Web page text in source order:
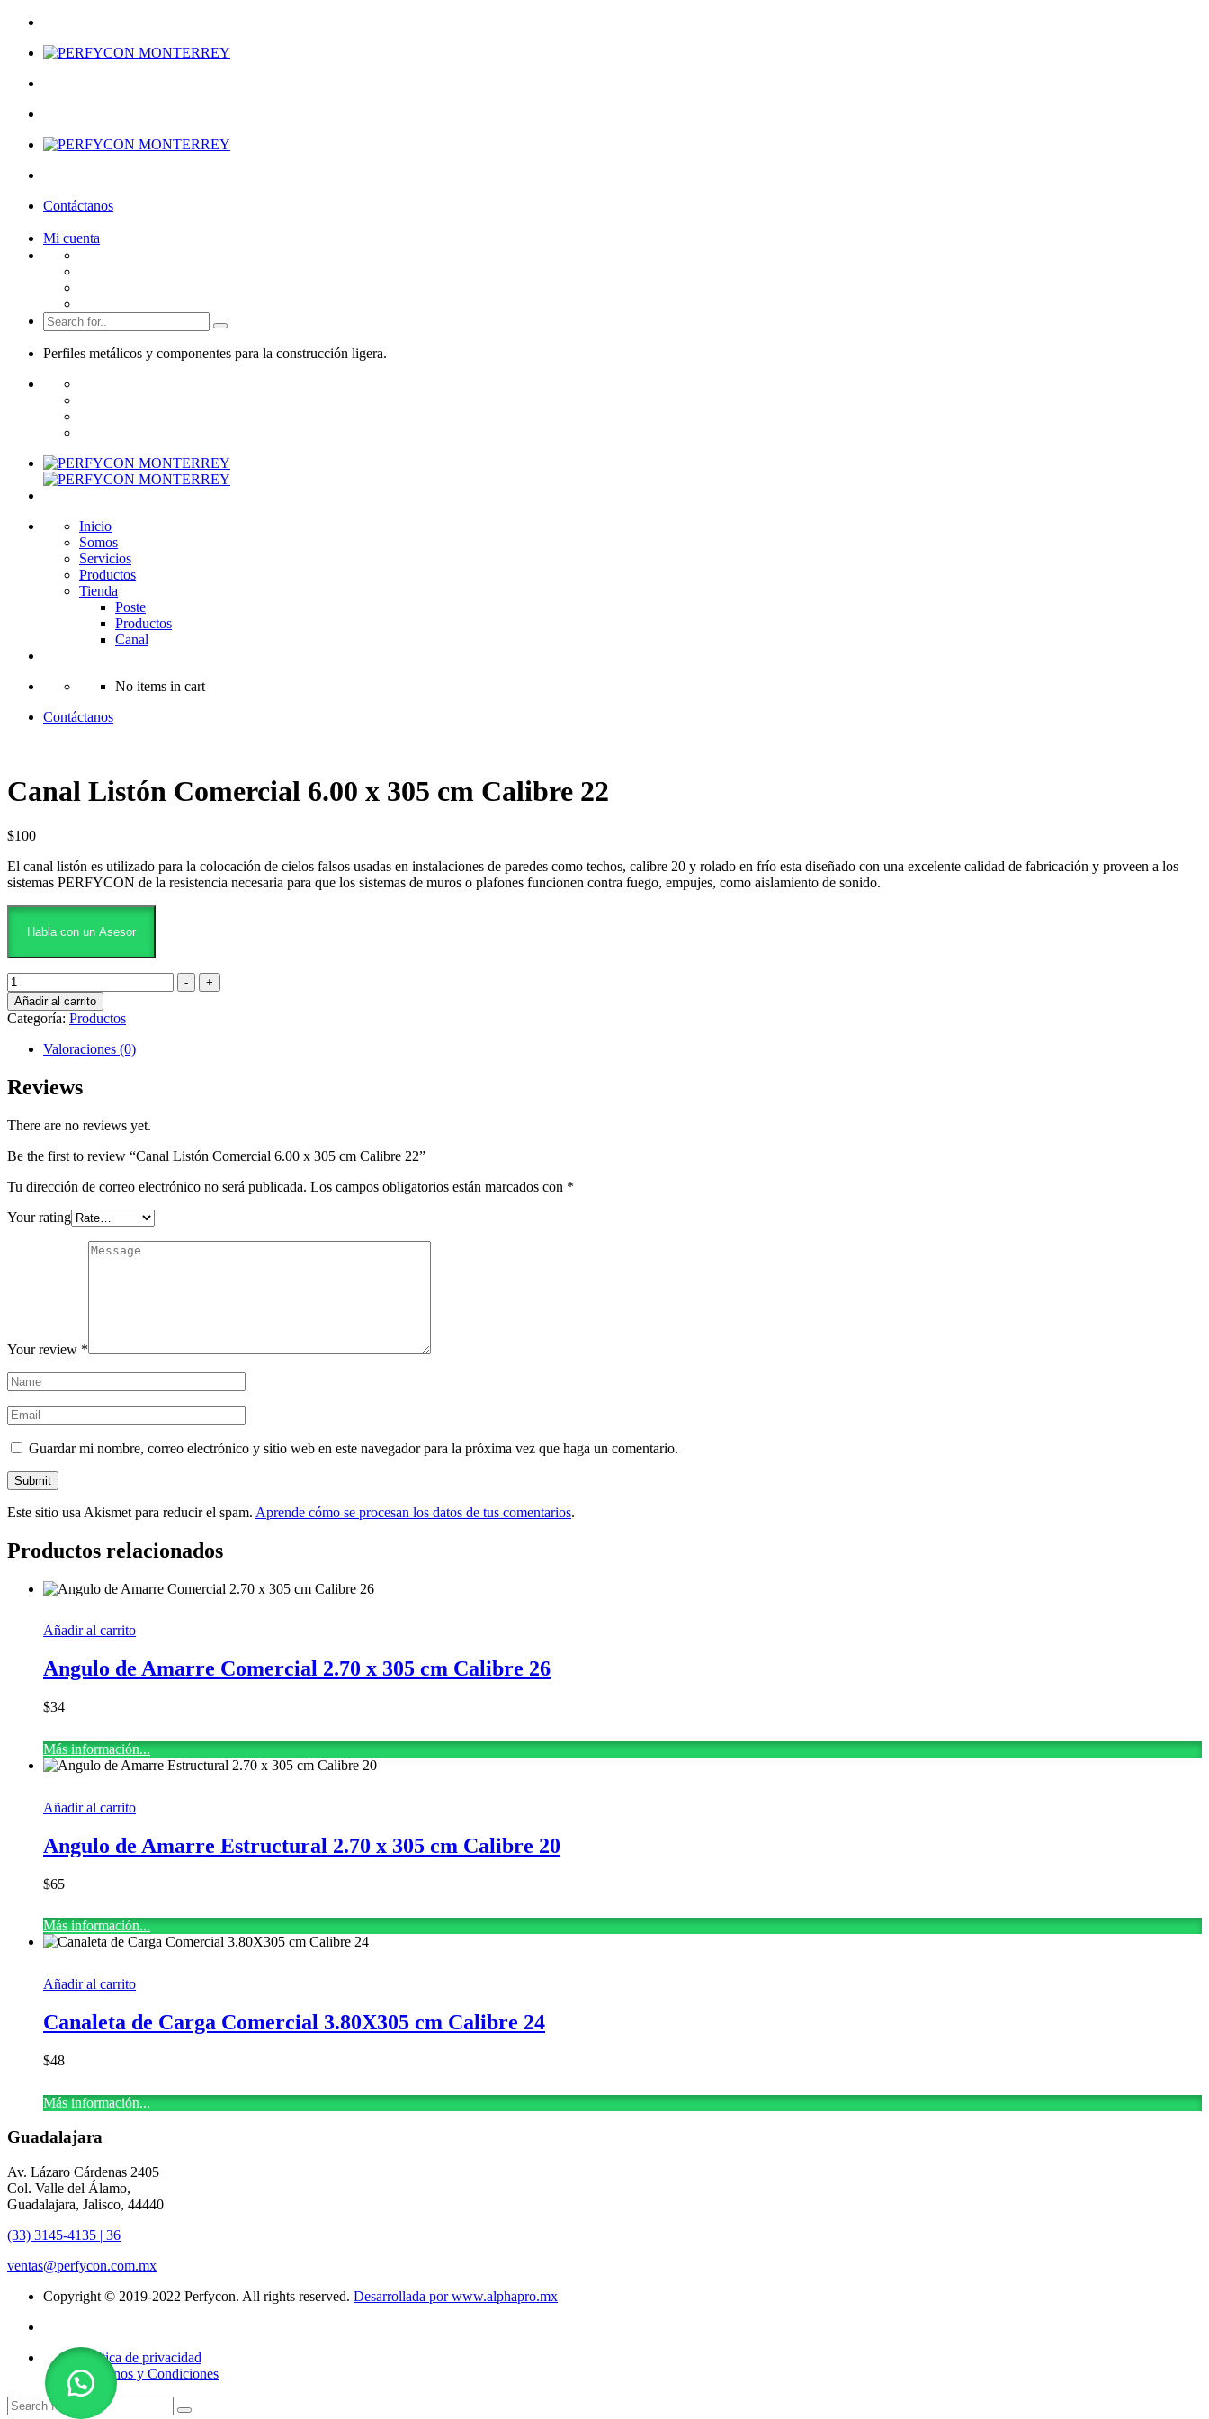
Contáctanos
Mi cuenta
Perfiles metálicos y componentes para la construcción ligera.
Inicio
Somos
Servicios
Productos
Tienda
Poste
Productos
Canal
No items in cart
Contáctanos
Canal Listón Comercial 6.00 x 305 cm Calibre 22
$100
El canal listón es utilizado para la colocación de cielos falsos usadas en instalaciones de paredes como techos, calibre 20 y rolado en frío esta diseñado con una excelente calidad de fabricación y proveen a los
sistemas PERFYCON de la resistencia necesaria para que los sistemas de muros o plafones funcionen contra fuego, empujes, como aislamiento de sonido.
Habla con un Asesor
Añadir al carrito
Categoría: Productos
Valoraciones (0)
Reviews
There are no reviews yet.
Be the first to review “Canal Listón Comercial 6.00 x 305 cm Calibre 22”
Tu dirección de correo electrónico no será publicada. Los campos obligatorios están marcados con *
Your rating
Your review *
Guardar mi nombre, correo electrónico y sitio web en este navegador para la próxima vez que haga un comentario.
Este sitio usa Akismet para reducir el spam. Aprende cómo se procesan los datos de tus comentarios.
Productos relacionados
Añadir al carrito
Angulo de Amarre Comercial 2.70 x 305 cm Calibre 26
$34
Más información...
Añadir al carrito
Angulo de Amarre Estructural 2.70 x 305 cm Calibre 20
$65
Más información...
Añadir al carrito
Canaleta de Carga Comercial 3.80X305 cm Calibre 24
$48
Más información...
Guadalajara
Av. Lázaro Cárdenas 2405
Col. Valle del Álamo,
Guadalajara, Jalisco, 44440
(33) 3145-4135 | 36
ventas@perfycon.com.mx
Copyright © 2019-2022 Perfycon. All rights reserved. Desarrollada por www.alphapro.mx
Política de privacidad
Términos y Condiciones